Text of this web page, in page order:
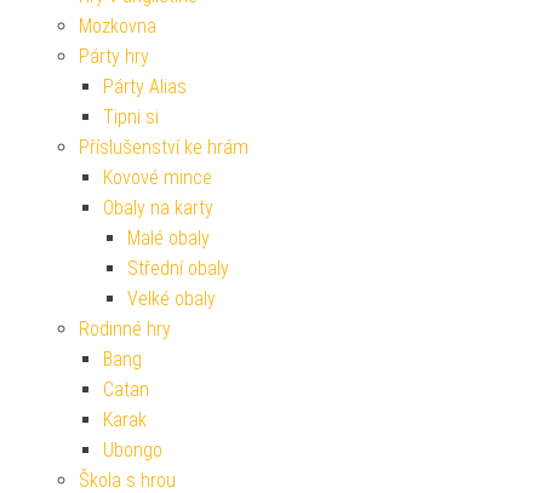
Mozkovna
Párty hry
Párty Alias
Tipni si
Příslušenství ke hrám
Kovové mince
Obaly na karty
Malé obaly
Střední obaly
Velké obaly
Rodinné hry
Bang
Catan
Karak
Ubongo
Škola s hrou